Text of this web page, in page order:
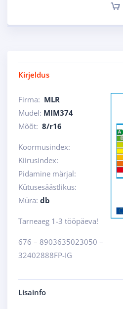
Kirjeldus
Firma: MLR
Mudel: MIM374
Mõõt: 8/r16
Koormusindex:
Kiirusindex:
Pidamine märjal:
Kütusesäästlikus:
Müra: db
Tarneaeg 1-3 tööpäeva!
676 – 8903635023050 –
32402888FP-IG
Lisainfo